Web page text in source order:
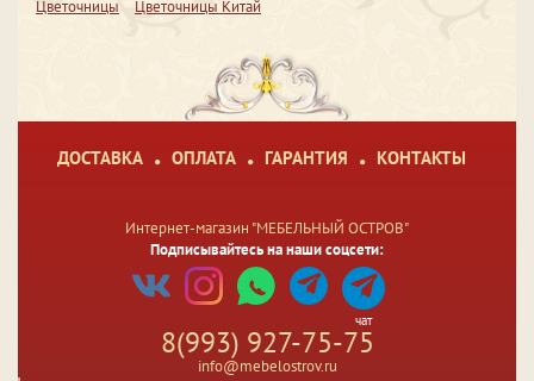
Цветочницы Цветочницы Китай
ДОСТАВКА ОПЛАТА ГАРАНТИЯ КОНТАКТЫ
Интернет-магазин "МЕБЕЛЬНЫЙ ОСТРОВ"
Подписывайтесь на наши соцсети:
чат
8(993) 927-75-75
info@mebelostrov.ru